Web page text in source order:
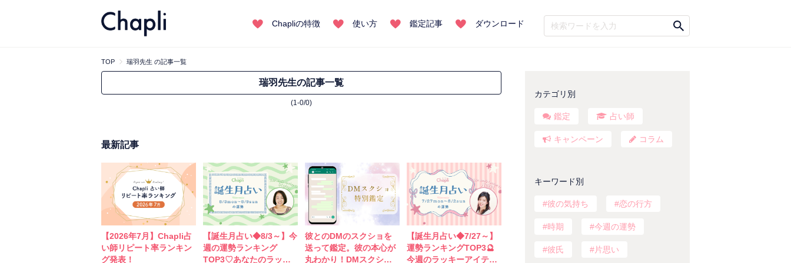
Chapliの特徴 使い方 鑑定記事 ダウンロード
TOP 瑞羽先生 の記事一覧
瑞羽先生の記事一覧
(1-0/0)
最新記事
【2026年7月】Chapli占
い師リピート率ランキン
グ発表！
【誕生月占い◆8/3～】今
週の運勢ランキング
TOP3♡あなたのラッキ
彼とのDMのスクショを
送って鑑定。彼の本心が
丸わかり！DMスクショ
【誕生月占い◆7/27～】
運勢ランキングTOP3🔮
今週のラッキーアイテム
カテゴリ別
鑑定 占い師
キャンペーン コラム
キーワード別
彼の気持ち 恋の行方
時期 今週の運勢
彼氏 片思い